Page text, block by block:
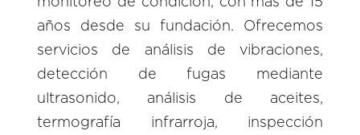
años desde su fundación. Ofrecemos
servicios de análisis de vibraciones,
detección de fugas mediante
ultrasonido, análisis de aceites,
termografía infrarroja, inspección